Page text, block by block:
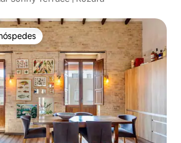
preferidos dos hóspedes